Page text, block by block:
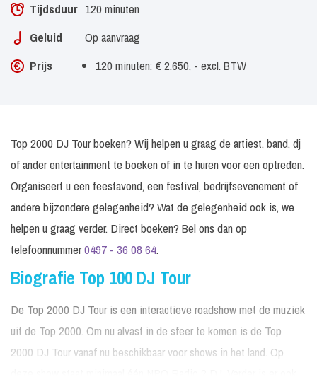
Tijdsduur 120 minuten
Geluid
Op aanvraag
Prijs
120 minuten: € 2.650, - excl. BTW
Top 2000 DJ Tour boeken? Wij helpen u graag de artiest, band, dj
of ander entertainment te boeken of in te huren voor een optreden.
Organiseert u een feestavond, een festival, bedrijfsevenement of
andere bijzondere gelegenheid? Wat de gelegenheid ook is, we
helpen u graag verder. Direct boeken? Bel ons dan op
telefoonnummer0497 - 36 08 64.
Biografie Top 100 DJ Tour
De Top 2000 DJ Tour is een interactieve roadshow met de muziek
uit de Top 2000. Om nu alvast in de sfeer te komen is de Top
2000 DJ Tour vanaf nu beschikbaar voor shows in het land. Op